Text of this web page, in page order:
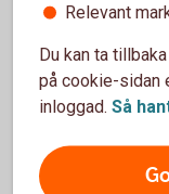
Mer
Pris
Villkor och
Relevant
Du kan ta
på cookie-sidan
inloggad. Så